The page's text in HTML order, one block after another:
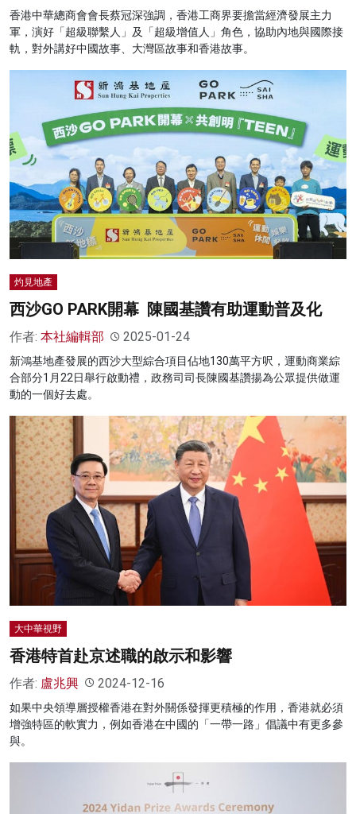
香港中華總商會會長蔡冠深強調，香港工商界要擔當經濟發展主力
軍，演好「超級聯繫人」及「超級增值人」角色，協助內地與國際接
軌，對外講好中國故事、大灣區故事和香港故事。
灼見地產
西沙GO PARK開幕 陳國基讚有助運動普及化
作者: 本社編輯部 2025-01-24
新鴻基地產發展的西沙大型綜合項目佔地130萬平方呎，運動商業綜
合部分1月22日舉行啟動禮，政務司司長陳國基讚揚為公眾提供做運
動的一個好去處。
大中華視野
香港特首赴京述職的啟示和影響
作者: 盧兆興 2024-12-16
如果中央領導層授權香港在對外關係發揮更積極的作用，香港就必須
增強特區的軟實力，例如香港在中國的「一帶一路」倡議中有更多參
與。